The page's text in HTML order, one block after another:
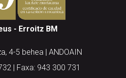
- Erroitz BM
4-5 behea | ANDOAIN
| Faxa: 943 300 731